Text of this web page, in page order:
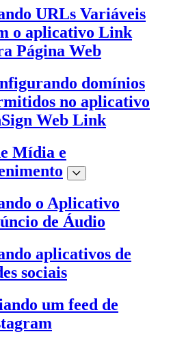
URLs Variáveis
o aplicativo Link
Página Web
domínios
no aplicativo
Web Link
Mídia e
o Aplicativo
de Áudio
aplicativos de
sociais
um feed de